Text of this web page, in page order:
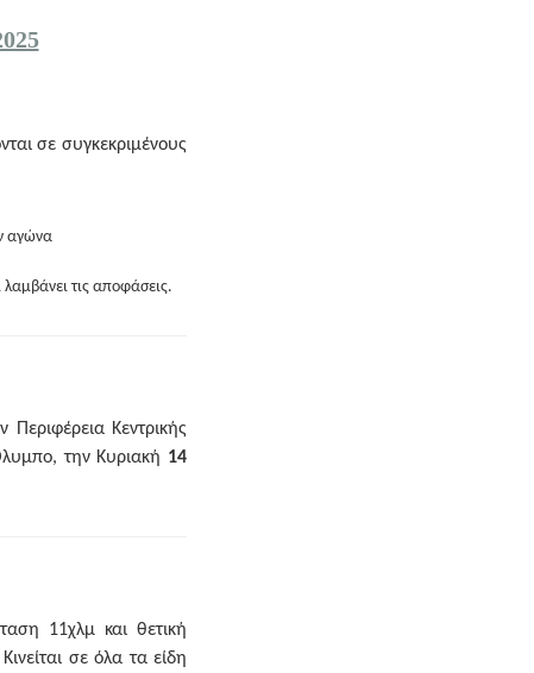
σε συγκεκριμένους
αγώνα
τις αποφάσεις.
Κεντρικής
την Κυριακή 14
11χλμ και θετική
σε όλα τα είδη